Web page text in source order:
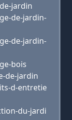
jardin
de-jardin-
de-jardin-
bois
de-jardin
d-entretie
du-jardi